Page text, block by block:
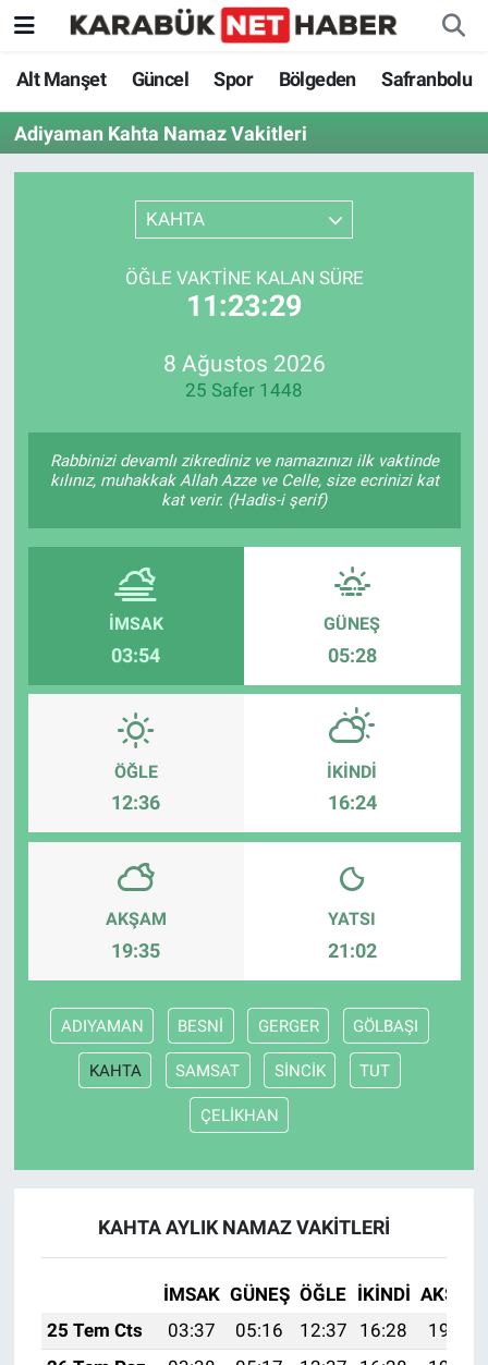
Alt Manşet Güncel Spor Bölgeden Safranbolu
Adiyaman Kahta Namaz Vakitleri
KAHTA
ÖĞLE VAKTINE KALAN SÜRE
11:23:29
8 Ağustos 2026
25 Safer 1448
Rabbinizi devamlı zikrediniz ve namazınızı ilk vaktinde
kılınız, muhakkak Allah Azze ve Celle, size ecrinizi kat
kat verir. (Hadis-i şerif)
İMSAK
03:54
GÜNEŞ
05:28
ÖĞLE
12:36
İKINDI
16:24
AKŞAM
19:35
YATSI
21:02
ADIYAMAN BESNİ GERGER GÖLBAŞI
KAHTA SAMSAT SİNCİK TUT
ÇELİKHAN
KAHTA AYLIK NAMAZ VAKITLERI
İMSAK GÜNEŞ ÖĞLE İKINDI AKŞAM
25 Tem Cts
03:37 05:16 12:37 16:28
19:48